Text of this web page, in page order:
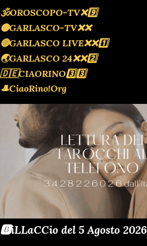
🕉OROSCOPO-TV❌️9️⃣
🟡GARLASCO-TV❌️❌️
🔴GARLASCO LIVE❌️❌️1️⃣
🌏GARLASCO 24❌️❌️2️⃣
🇩🇪CIAORINO3️⃣3️⃣
🎩CiaoRino!Org
🅱️iLLaCCio del 5 Agosto 2026